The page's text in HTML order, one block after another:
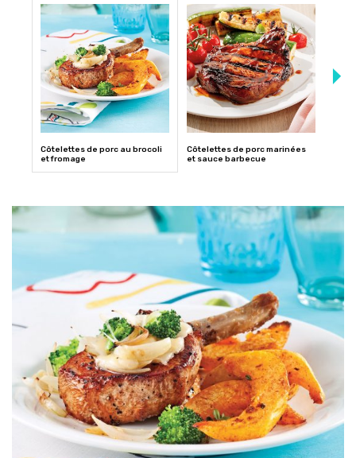
Côtelettes de porc au brocoli
et fromage
Côtelettes de porc marinées
et sauce barbecue